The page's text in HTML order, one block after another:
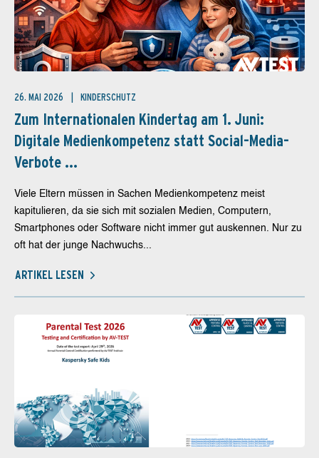
26. MAI 2026 KINDERSCHUTZ
Zum Internationalen Kindertag am 1. Juni:
Digitale Medienkompetenz statt Social-Media-
Verbote ...
Viele Eltern müssen in Sachen Medienkompetenz meist
kapitulieren, da sie sich mit sozialen Medien, Computern,
Smartphones oder Software nicht immer gut auskennen. Nur zu
oft hat der junge Nachwuchs...
ARTIKEL LESEN